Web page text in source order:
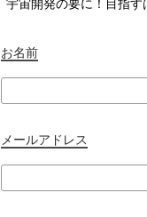
お名前
メールアドレス